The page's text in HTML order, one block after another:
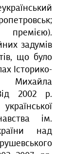
премією).
задумів
що було
Історико-
Михайла
Від 2002 р.
ім.
над